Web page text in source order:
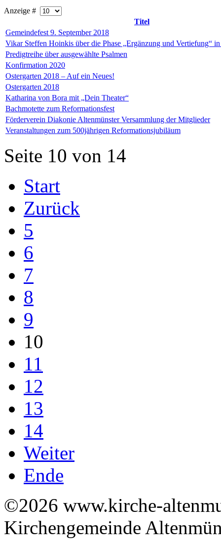
Anzeige #
Titel
Gemeindefest 9. September 2018
Vikar Steffen Hoinkis über die Phase „Ergänzung und Vertiefung“
Predigtreihe über ausgewählte Psalmen
Konfirmation 2020
Ostergarten 2018 – Auf ein Neues!
Ostergarten 2018
Katharina von Bora mit „Dein Theater“
Bachmotette zum Reformationsfest
Förderverein Diakonie Altenmünster Versammlung der Mitglieder
Veranstaltungen zum 500jährigen Reformationsjubiläum
Seite 10 von 14
Start
Zurück
5
6
7
8
9
10
11
12
13
14
Weiter
Ende
©2026 www.kirche-
Kirchengemeinde